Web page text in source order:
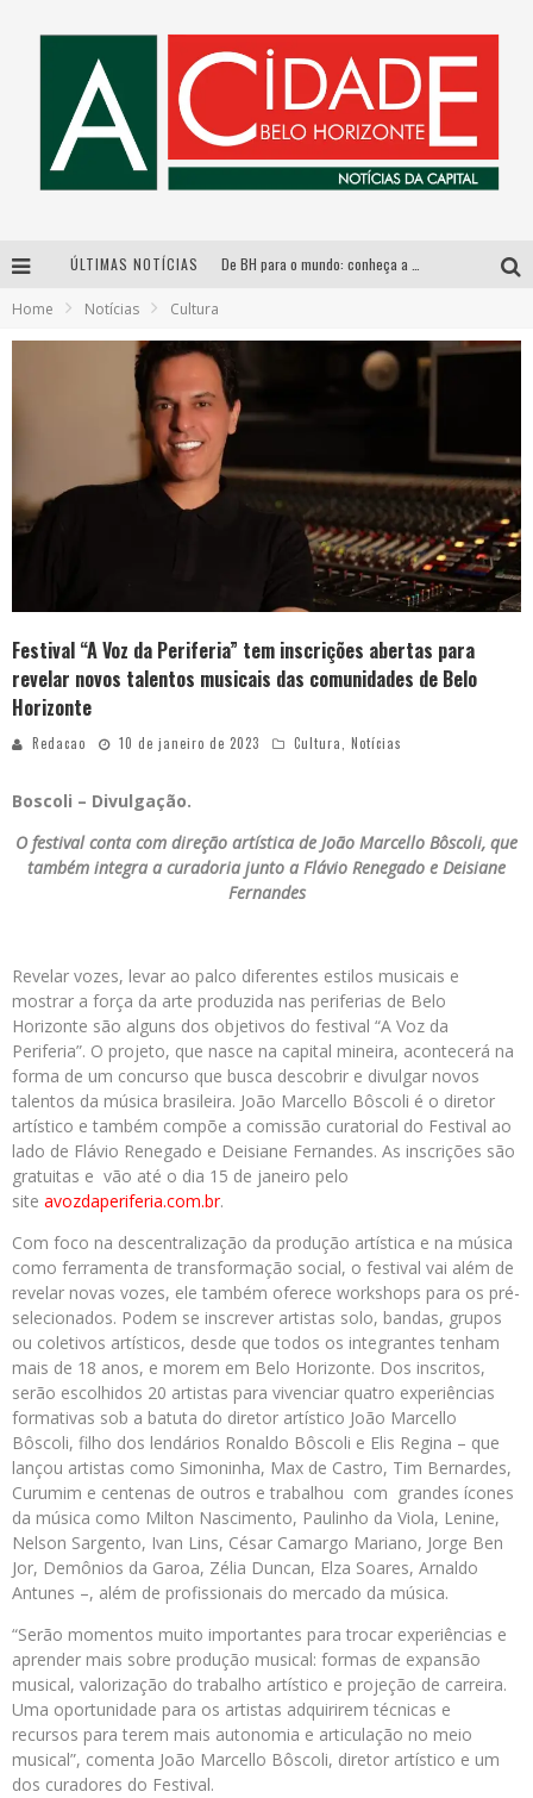
ÚLTIMAS NOTÍCIAS
Home Notícias Cultura
Festival “A Voz da Periferia” tem inscrições abertas para
revelar novos talentos musicais das comunidades de Belo
Horizonte
Redacao 10 de janeiro de 2023 Cultura, Notícias
Boscoli – Divulgação.
O festival conta com direção artística de João Marcello Bôscoli, que
também integra a curadoria junto a Flávio Renegado e Deisiane
Fernandes
Revelar vozes, levar ao palco diferentes estilos musicais e
mostrar a força da arte produzida nas periferias de Belo
Horizonte são alguns dos objetivos do festival “A Voz da
Periferia”. O projeto, que nasce na capital mineira, acontecerá na
forma de um concurso que busca descobrir e divulgar novos
talentos da música brasileira. João Marcello Bôscoli é o diretor
artístico e também compõe a comissão curatorial do Festival ao
lado de Flávio Renegado e Deisiane Fernandes. As inscrições são
gratuitas e vão até o dia 15 de janeiro pelo
site avozdaperiferia.com.br.
Com foco na descentralização da produção artística e na música
como ferramenta de transformação social, o festival vai além de
revelar novas vozes, ele também oferece workshops para os pré-
selecionados. Podem se inscrever artistas solo, bandas, grupos
ou coletivos artísticos, desde que todos os integrantes tenham
mais de 18 anos, e morem em Belo Horizonte. Dos inscritos,
serão escolhidos 20 artistas para vivenciar quatro experiências
formativas sob a batuta do diretor artístico João Marcello
Bôscoli, filho dos lendários Ronaldo Bôscoli e Elis Regina – que
lançou artistas como Simoninha, Max de Castro, Tim Bernardes,
Curumim e centenas de outros e trabalhou com grandes ícones
da música como Milton Nascimento, Paulinho da Viola, Lenine,
Nelson Sargento, Ivan Lins, César Camargo Mariano, Jorge Ben
Jor, Demônios da Garoa, Zélia Duncan, Elza Soares, Arnaldo
Antunes –, além de profissionais do mercado da música.
“Serão momentos muito importantes para trocar experiências e
aprender mais sobre produção musical: formas de expansão
musical, valorização do trabalho artístico e projeção de carreira.
Uma oportunidade para os artistas adquirirem técnicas e
recursos para terem mais autonomia e articulação no meio
musical”, comenta João Marcello Bôscoli, diretor artístico e um
dos curadores do Festival.